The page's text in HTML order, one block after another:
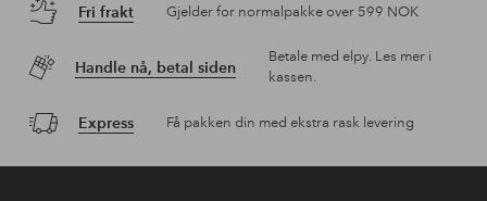
Fri frakt Gjelder for normalpakke over 599 NOK
Handle nå, betal siden
Betale med elpy. Les mer i
kassen.
Express Få pakken din med ekstra rask levering